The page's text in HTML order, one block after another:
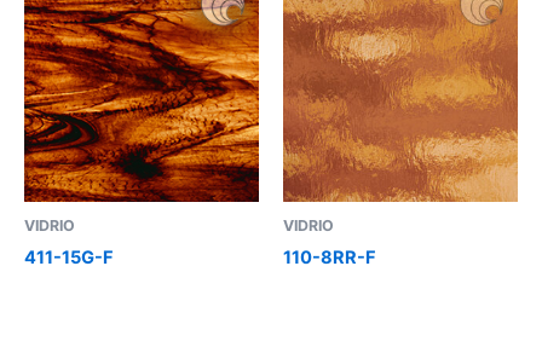
VIDRIO
411-15G-F
VIDRIO
110-8RR-F